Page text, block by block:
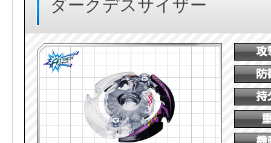
ダークデスサイザー